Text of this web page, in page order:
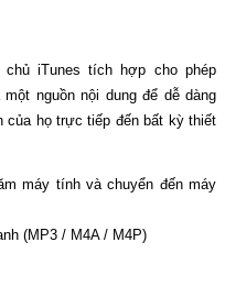
chủ iTunes tích hợp cho phép
nguồn nội dung để dễ dàng
của họ trực tiếp đến bất kỳ thiết
máy tính và chuyển đến máy
(MP3 / M4A / M4P)